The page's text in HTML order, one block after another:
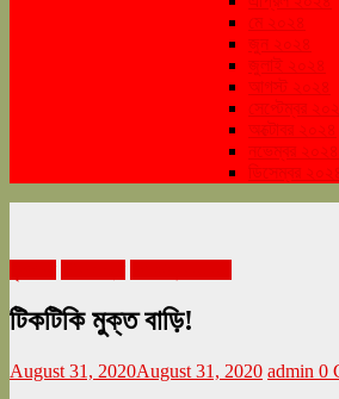
মে ২০২৪
জুন ২০২৪
জুলাই ২০২৪
আগস্ট ২০২৪
সেপ্টেম্বর
অক্টোবর ২০২৪
নভেম্বর ২০২৪
ডিসেম্বর
টিকটিকি মুক্ত বাড়ি!
August 31, 2020August 31, 2020 admin 0